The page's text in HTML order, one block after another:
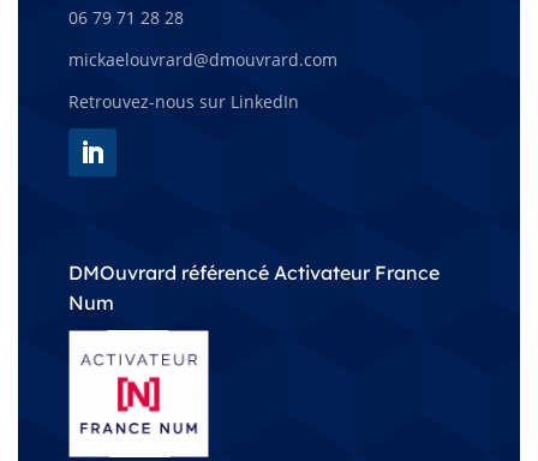
06 79 71 28 28
mickaelouvrard@dmouvrard.com
Retrouvez-nous sur LinkedIn
DMOuvrard référencé Activateur France
Num